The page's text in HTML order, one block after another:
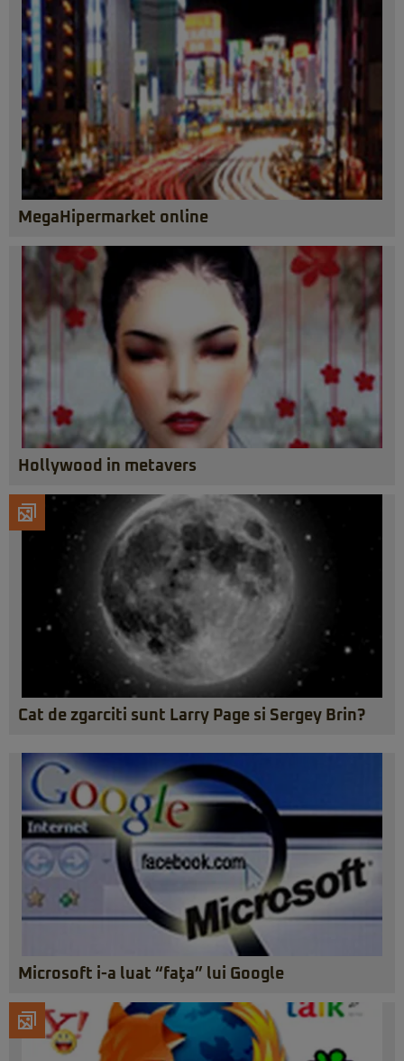
MegaHipermarket online
Hollywood in metavers
Cat de zgarciti sunt Larry Page si Sergey Brin?
Microsoft i-a luat “faţa” lui Google